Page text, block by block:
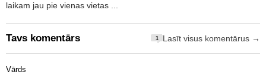
laikam jau pie vienas vietas ...
Tavs komentārs 1 Lasīt visus komentārus →
Vārds